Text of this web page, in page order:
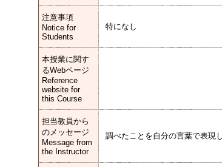
注意事項
Notice for
Students
特になし
本授業に関す
るWebページ
Reference
website for
this Course
担当教員から
のメッセージ
Message from
the Instructor
調べたことを自分の言葉で表現